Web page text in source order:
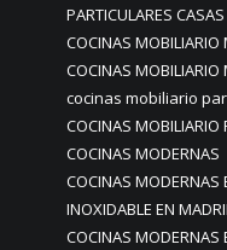
PARTICULARES
COCINAS MOBILIARIO
COCINAS MOBILIARIO
cocinas mobiliario
COCINAS MOBILIARIO
COCINAS MODERNAS
COCINAS MODERNAS
INOXIDABLE EN
COCINAS MODERNAS